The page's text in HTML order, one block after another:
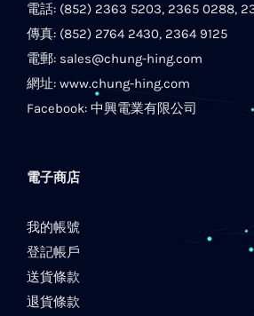
電話: (852) 2363 5203, 2365 0288,
傳真: (852) 2764 2430, 2364 9125
電郵: sales@chung-hing.com
網址: www.chung-hing.com
Facebook: 中興電業有限公司
電子商店
我的帳號
登記帳戶
送貨條款
退貨條款